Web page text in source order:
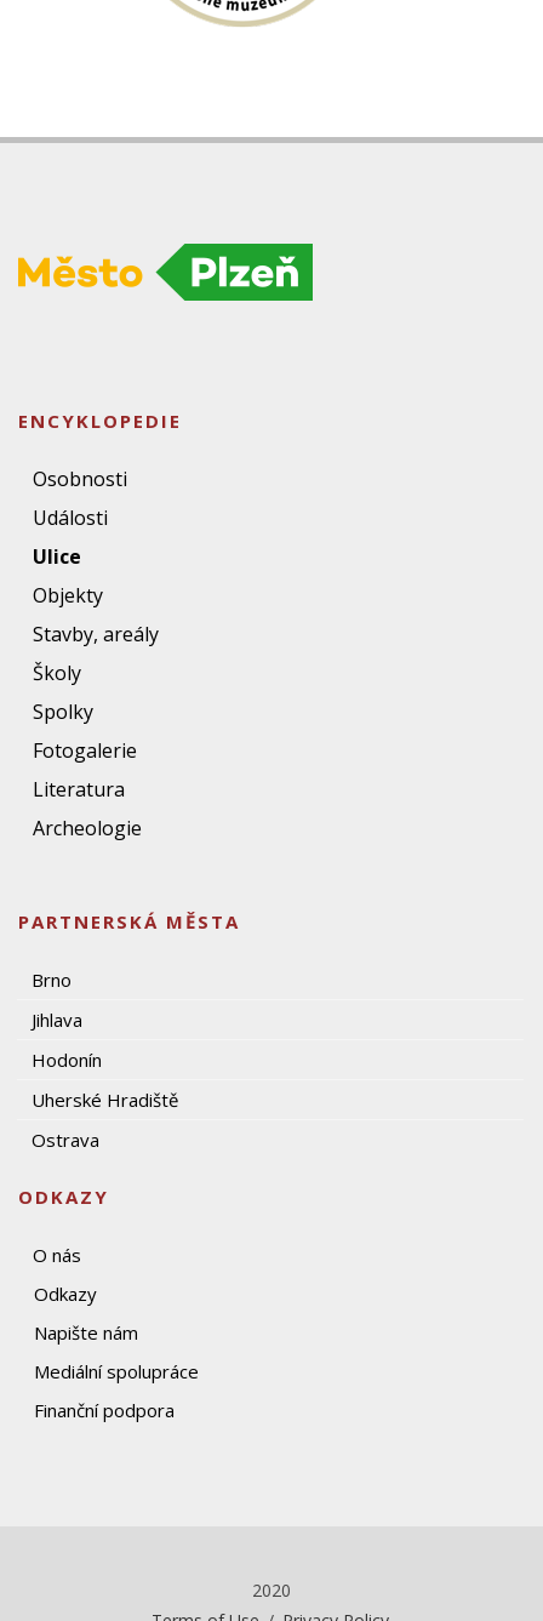
ENCYKLOPEDIE
Osobnosti
Události
Ulice
Objekty
Stavby, areály
Školy
Spolky
Fotogalerie
Literatura
Archeologie
PARTNERSKÁ MĚSTA
Brno
Jihlava
Hodonín
Uherské Hradiště
Ostrava
ODKAZY
O nás
Odkazy
Napište nám
Mediální spolupráce
Finanční podpora
2020